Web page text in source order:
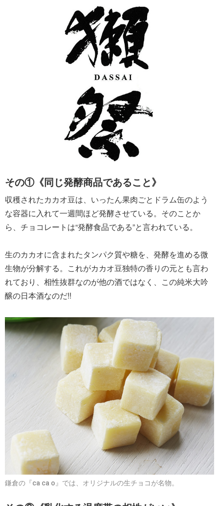
その①《同じ発酵商品であること》
収穫されたカカオ豆は、いったん果肉ごとドラム缶のよう
な容器に入れて一週間ほど発酵させている。そのことか
ら、チョコレートは“発酵食品である”と言われている。
生のカカオに含まれたタンパク質や糖を、発酵を進める微
生物が分解する。これがカカオ豆独特の香りの元とも言わ
れており、相性抜群なのが他の酒ではなく、この純米大吟
醸の日本酒なのだ!!
鎌倉の『ca ca o』では、オリジナルの生チョコが名物。